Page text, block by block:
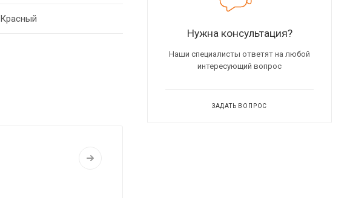
Красный
Нужна консультация?
Наши специалисты ответят на любой
интересующий вопрос
ЗАДАТЬ ВОПРОС